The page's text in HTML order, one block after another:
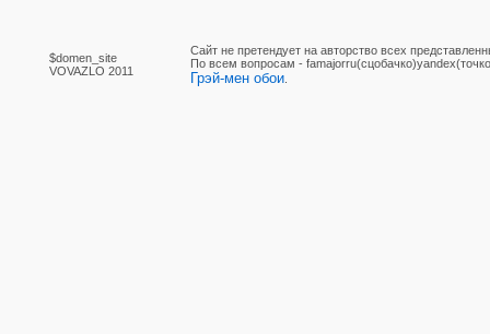
$domen_site
VOVAZLO 2011
Сайт не претендует на авторство всех
По вcем вопросам -
Грэй-мен обои